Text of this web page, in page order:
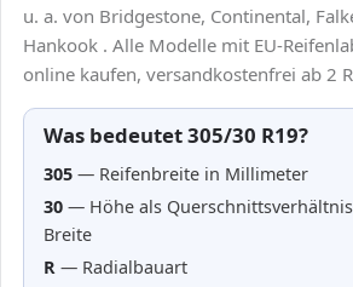
u. a. von Bridgestone, Continental,
Hankook . Alle Modelle mit EU-
online kaufen, versandkostenfrei ab 2
Was bedeutet 305/30 R19?
305 — Reifenbreite in Millimeter
30 — Höhe als
Breite
R — Radialbauart